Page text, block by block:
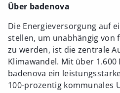
Über badenova
Die Energieversorgung auf
stellen, um unabhängig von
zu werden, ist die zentrale
Klimawandel. Mit über
badenova ein
100-prozentig kommunales